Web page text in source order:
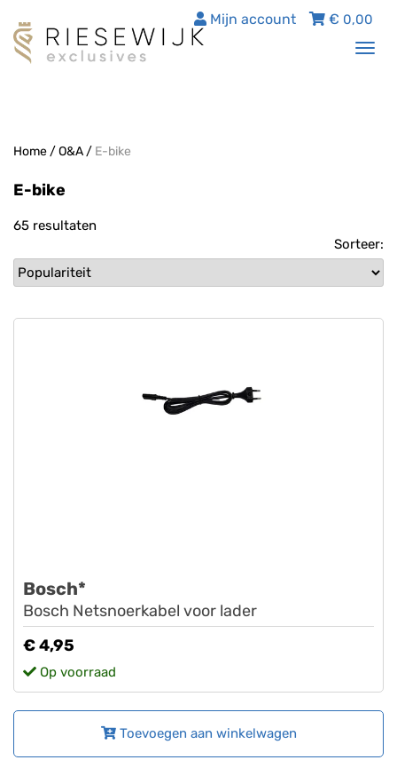
€ 0,00
Mijn account
Home/O&A/ E-bike
E-bike
65 resultaten
Sorteer:
Bosch*
Bosch Netsnoerkabel voor lader
€ 4,95
Op voorraad
Toevoegen aan winkelwagen